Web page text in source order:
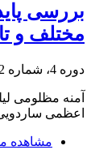
بررسی
مختلف و
دوره 4، شماره 2، 1394، صفحه
آمنه مظلومی
اعظمی
مشاهده